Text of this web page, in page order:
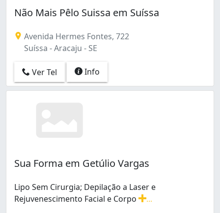
Não Mais Pêlo Suissa em Suíssa
Avenida Hermes Fontes, 722
Suíssa - Aracaju - SE
Ver Tel Info
Sua Forma em Getúlio Vargas
Lipo Sem Cirurgia; Depilação a Laser e
Rejuvenescimento Facial e Corpo